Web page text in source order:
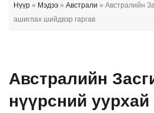
Нүүр » Мэдээ » Австрали » Австралийн
ашиглах шийдвэр гаргав
Австралийн
нүүрсний